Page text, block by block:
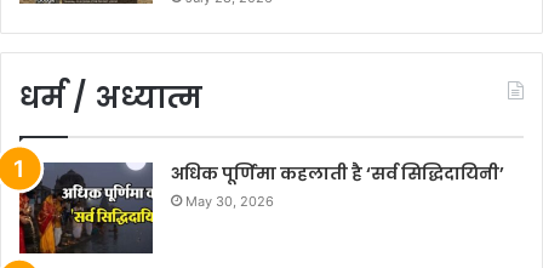
धर्म / अध्यात्म
अधिक पूर्णिमा कहलाती है ‘सर्व सिद्धिदायिनी’
May 30, 2026